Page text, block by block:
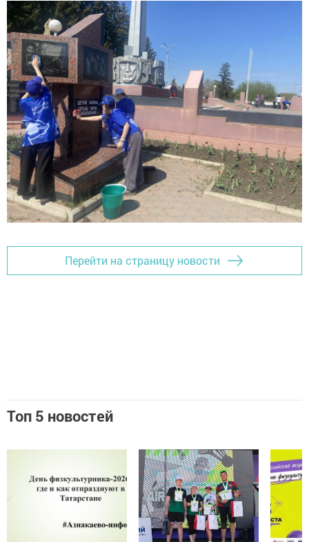
Перейти на страницу новости
Топ 5 новостей